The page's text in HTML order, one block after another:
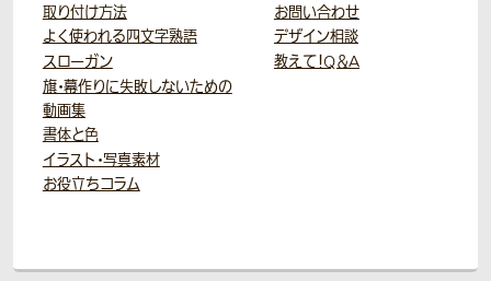
取り付け方法
よく使われる四文字熟語
スローガン
旗・幕作りに失敗しないための
動画集
書体と色
イラスト・写真素材
お役立ちコラム
お問い合わせ
デザイン相談
教えて！Q＆A